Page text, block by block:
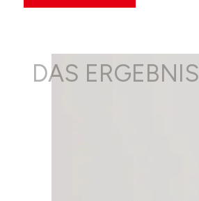
DAS ERGEBNIS